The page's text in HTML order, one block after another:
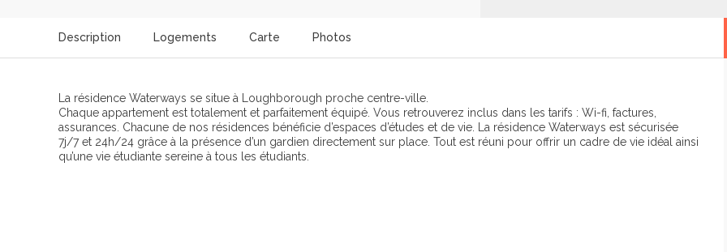
Description Logements Carte Photos
La résidence Waterways se situe à Loughborough proche centre-ville.
Chaque appartement est totalement et parfaitement équipé. Vous retrouverez inclus dans les tarifs : Wi-fi, factures,
assurances. Chacune de nos résidences bénéficie d’espaces d’études et de vie. La résidence Waterways est sécurisée
7j/7 et 24h/24 grâce à la présence d’un gardien directement sur place. Tout est réuni pour offrir un cadre de vie idéal ainsi
qu’une vie étudiante sereine à tous les étudiants.